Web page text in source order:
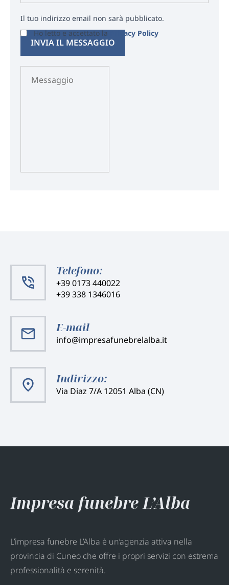
Il tuo indirizzo email non sarà pubblicato.
Ho letto e accettato laPrivacy Policy
Telefono:
+39 0173 440022
+39 338 1346016
E-mail
info@impresafunebrelalba.it
Indirizzo:
Via Diaz 7/A 12051 Alba (CN)
Impresa funebre L’Alba
L’impresa funebre L’Alba è un’agenzia attiva nella
provincia di Cuneo che offre i propri servizi con estrema
professionalità e serenità.